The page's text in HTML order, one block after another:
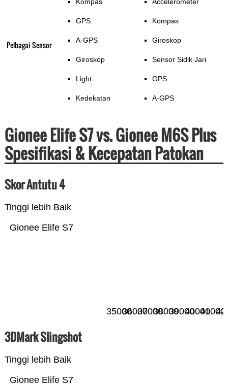
Pelbagai Sensor
GPS
A-GPS
Giroskop
Light
Kedekatan
Kompas
Giroskop
Sensor Sidik Jari
GPS
A-GPS
Gionee Elife S7 vs. Gionee M6S Plus
Spesifikasi & Kecepatan Patokan
Skor Antutu 4
Tinggi lebih Baik
Gionee Elife S7
35000360003700038000390004000041000
3DMark Slingshot
Tinggi lebih Baik
Gionee Elife S7